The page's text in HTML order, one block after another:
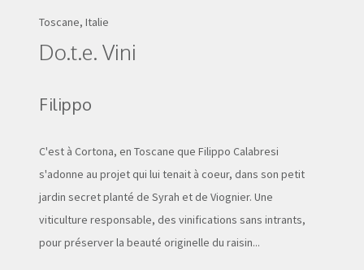
Toscane, Italie
Do.t.e. Vini
Filippo
C'est à Cortona, en Toscane que Filippo Calabresi
s'adonne au projet qui lui tenait à coeur, dans son petit
jardin secret planté de Syrah et de Viognier. Une
viticulture responsable, des vinifications sans intrants,
pour préserver la beauté originelle du raisin...